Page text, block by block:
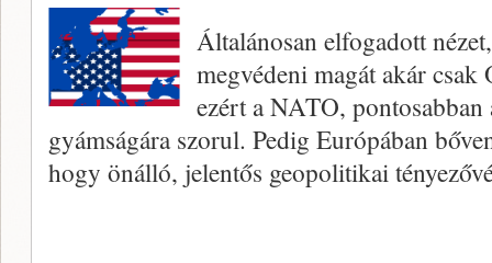
Általánosan elfogadott
megvédeni magát akár csak
ezért a NATO,
gyámságára szorul. Pedig Európában
hogy önálló, jelentős geopolitikai